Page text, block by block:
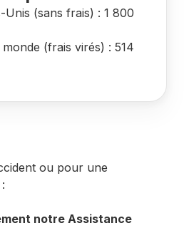
Unis (sans frais) : 1 800
(frais virés) : 514
ou pour une
notre Assistance